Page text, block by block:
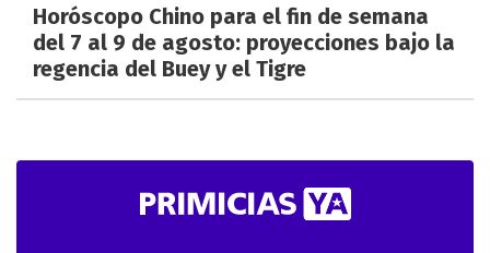
Horóscopo Chino para el fin de semana
del 7 al 9 de agosto: proyecciones bajo la
regencia del Buey y el Tigre